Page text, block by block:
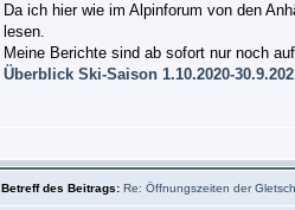
Da ich hier wie im Alpinforum von den
lesen.
Meine Berichte sind ab sofort nur noch
Überblick Ski-Saison 1.10.2020-
Betreff des Beitrags: Re: Öffnungszeiten der